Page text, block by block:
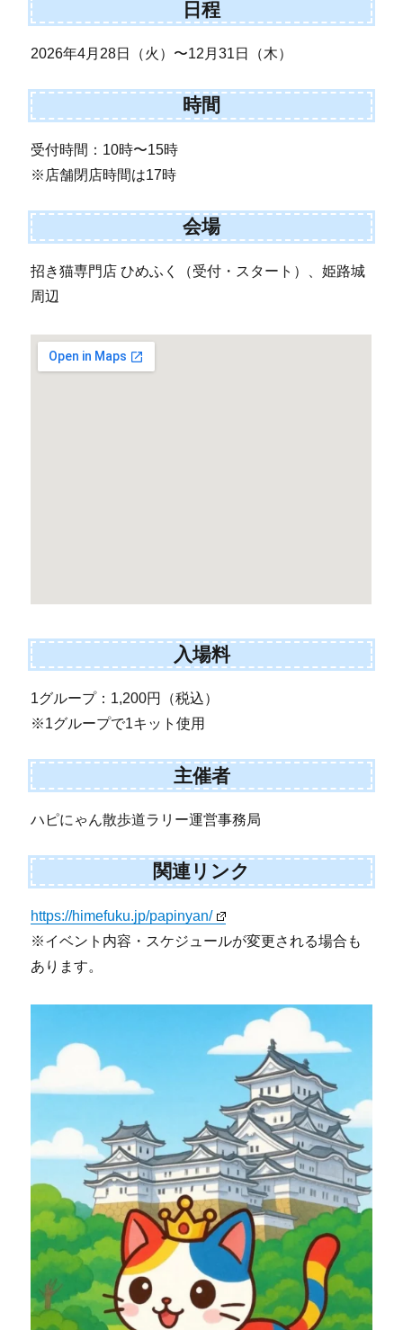
日程
2026年4月28日（火）〜12月31日（木）
時間
受付時間：10時〜15時
※店舗閉店時間は17時
会場
招き猫専門店 ひめふく（受付・スタート）、姫路城
周辺
入場料
1グループ：1,200円（税込）
※1グループで1キット使用
主催者
ハピにゃん散歩道ラリー運営事務局
関連リンク
https://himefuku.jp/papinyan/
※イベント内容・スケジュールが変更される場合も
あります。